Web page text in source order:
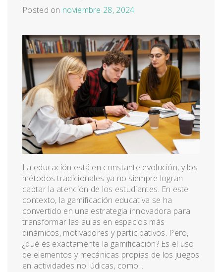
Posted on noviembre 28, 2024
La educación está en constante evolución, y los
métodos tradicionales ya no siempre logran
captar la atención de los estudiantes. En este
contexto, la gamificación educativa se ha
convertido en una estrategia innovadora para
transformar las aulas en espacios más
dinámicos, motivadores y participativos. Pero,
¿qué es exactamente la gamificación? Es el uso
de elementos y mecánicas propias de los juegos
en actividades no lúdicas, como...